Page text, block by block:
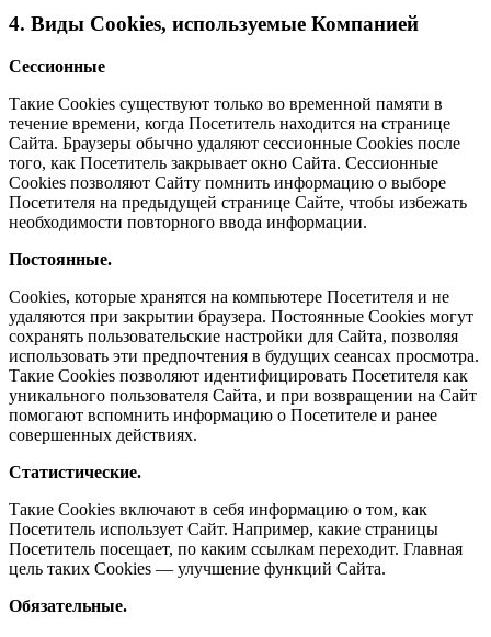
4. Виды Cookies, используемые Компанией
Сессионные
Такие Cookies существуют только во временной памяти в
течение времени, когда Посетитель находится на странице
Сайта. Браузеры обычно удаляют сессионные Cookies после
того, как Посетитель закрывает окно Сайта. Сессионные
Cookies позволяют Сайту помнить информацию о выборе
Посетителя на предыдущей странице Сайте, чтобы избежать
необходимости повторного ввода информации.
Постоянные.
Сookies, которые хранятся на компьютере Посетителя и не
удаляются при закрытии браузера. Постоянные Сookies могут
сохранять пользовательские настройки для Сайта, позволяя
использовать эти предпочтения в будущих сеансах просмотра.
Такие Cookies позволяют идентифицировать Посетителя как
уникального пользователя Сайта, и при возвращении на Сайт
помогают вспомнить информацию о Посетителе и ранее
совершенных действиях.
Статистические.
Такие Cookies включают в себя информацию о том, как
Посетитель использует Сайт. Например, какие страницы
Посетитель посещает, по каким ссылкам переходит. Главная
цель таких Cookies — улучшение функций Сайта.
Обязательные.